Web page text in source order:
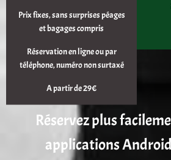
Prix fixes, sans surprises péages
et bagages compris
Réservation en ligne ou par
téléphone, numéro non surtaxé
A partir de 29€
Réservez plus
applications